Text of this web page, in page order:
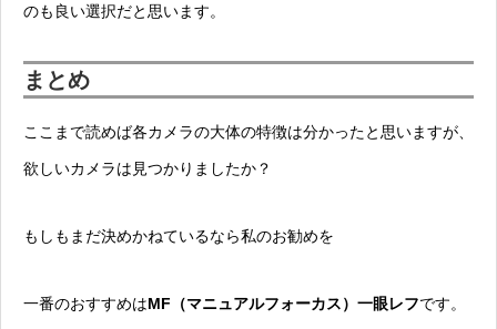
のも良い選択だと思います。
まとめ
ここまで読めば各カメラの大体の特徴は分かったと思いますが、
欲しいカメラは見つかりましたか？
もしもまだ決めかねているなら私のお勧めを
一番のおすすめはMF（マニュアルフォーカス）一眼レフです。